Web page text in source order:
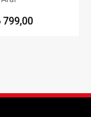
799,00